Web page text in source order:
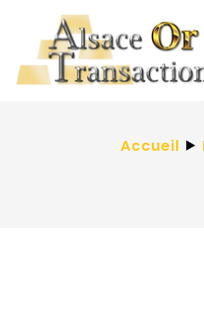
Accueil ⯈